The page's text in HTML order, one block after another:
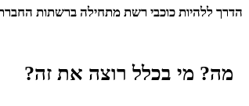
הדרך ללהיות כוכבי רשת מתחילה ברשתות
מה? מי בכלל רוצה את זה?